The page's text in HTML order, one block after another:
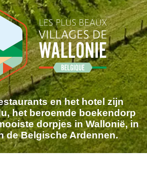
en het hotel zijn
het beroemde boekendorp
dorpjes in Wallonië, in
de Belgische Ardennen.